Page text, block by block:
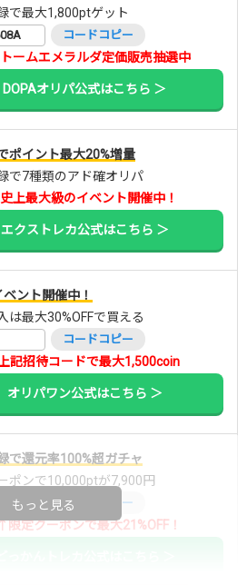
で最大1,800ptゲット
コードコピー
ームエメラルダ定価販売抽選中
DOPAオリパ公式はこちら ＞
ポイント最大20%増量
で7種類のアド確オリパ
史上最大級のイベント開催中！
エクストレカ公式はこちら ＞
ベント開催中！
は最大30%OFFで買える
コードコピー
記招待コードで最大1,500coin
オリパワン公式はこちら ＞
で還元率100%超ガチャ
ポンで10,000ptが7,900円
コードコピー
限定クーポンで最大21%OFF！
もっと見る